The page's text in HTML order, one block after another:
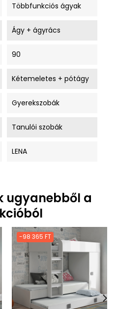
Többfunkciós ágyak
Ágy + ágyrács
90
Kétemeletes + pótágy
Gyerekszobák
Tanulói szobák
LENA
ugyanebből a
-98 365 FT